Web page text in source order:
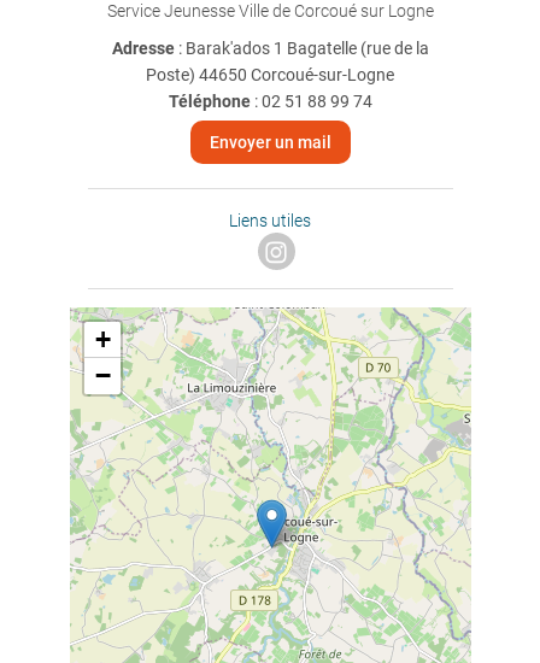
Service Jeunesse Ville de Corcoué sur Logne
Adresse : Barak'ados 1 Bagatelle (rue de la
Poste) 44650 Corcoué-sur-Logne
Téléphone:02 51 88 99 74
Envoyer un mail
Liens utiles
+
−